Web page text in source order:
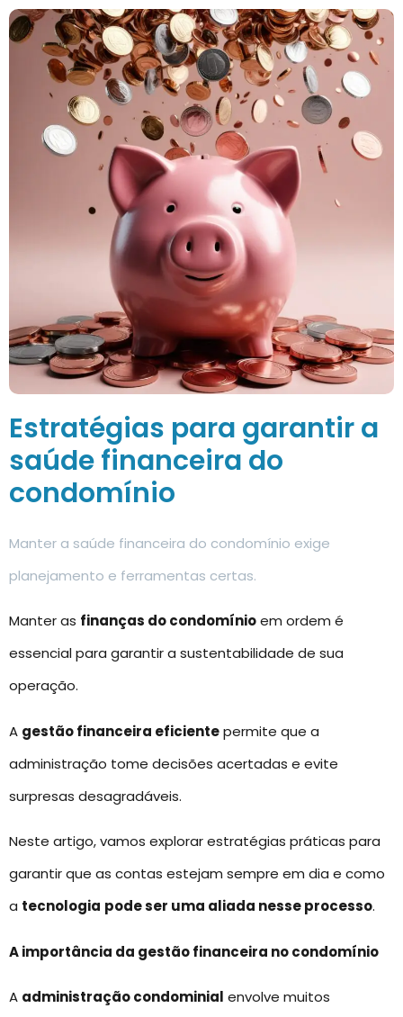
Estratégias para garantir a
saúde financeira do
condomínio
Manter a saúde financeira do condomínio exige
planejamento e ferramentas certas.
Manter as finanças do condomínioem ordem é
essencial para garantir a sustentabilidade de sua
operação.
A gestão financeira eficientepermite que a
administração tome decisões acertadas e evite
surpresas desagradáveis.
Neste artigo, vamos explorar estratégias práticas para
garantir que as contas estejam sempre em dia e como
a tecnologia pode ser uma aliada nesse processo.
A importância da gestão financeira no condomínio
A administração condominial envolve muitos